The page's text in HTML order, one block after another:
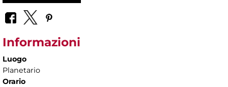
Informazioni
Luogo
Planetario
Orario